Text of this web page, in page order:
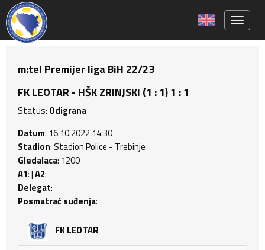
m:tel Premijer liga BiH 22/23
FK LEOTAR - HŠK ZRINJSKI (1 : 1) 1 : 1
Status: Odigrana
Datum: 16.10.2022 14:30
Stadion: Stadion Police - Trebinje
Gledalaca: 1200
A1: |A2:
Delegat:
Posmatrač suđenja:
FK LEOTAR